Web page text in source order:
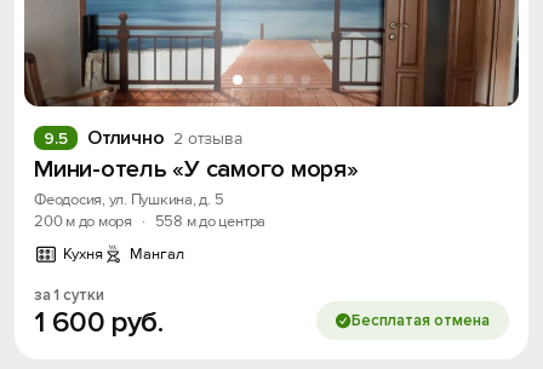
Отлично 2 отзыва
9.5
Мини-отель «У самого моря»
Феодосия, ул. Пушкина, д. 5
200 м до моря
·
558 м до центра
Кухня
Мангал
за 1 сутки
1 600 руб. Бесплатая отмена